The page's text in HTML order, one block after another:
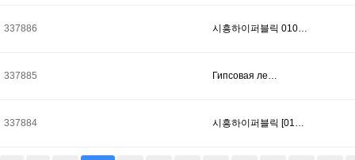
337886 시흥하이퍼블릭 010…
337885 Гипсовая ле…
337884 시흥하이퍼블릭 [01…